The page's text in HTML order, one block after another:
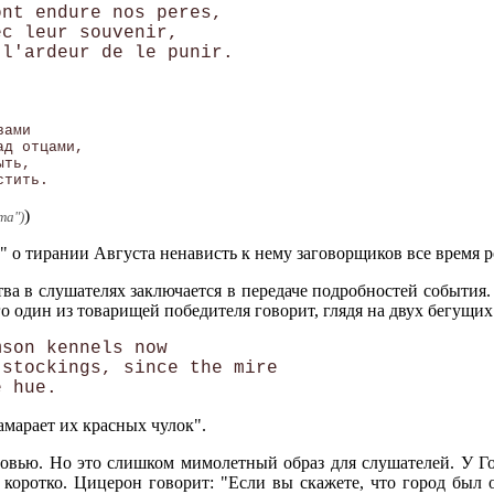
endure nos peres,
leur souvenir,
отцами,
)
о тирании Августа ненависть к нему заговорщиков все время
в слушателях заключается в передаче подробностей
один из товарищей победителя говорит, глядя на двух
kennels now
since the mire
их красных чулок".
Но это слишком мимолетный образ для слушателей. У
Цицерон говорит: "Если вы скажете, что город был